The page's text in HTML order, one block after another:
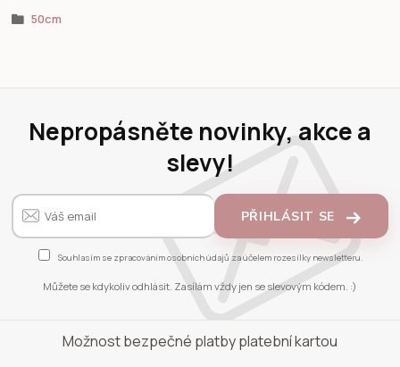
50cm
Nepropásněte novinky, akce a
slevy!
PŘIHLÁSIT SE
Souhlasím se zpracováním osobních údajů za účelem rozesílky newsletteru.
Můžete se kdykoliv odhlásit. Zasílám vždy jen se slevovým kódem. :)
Možnost bezpečné platby platební kartou